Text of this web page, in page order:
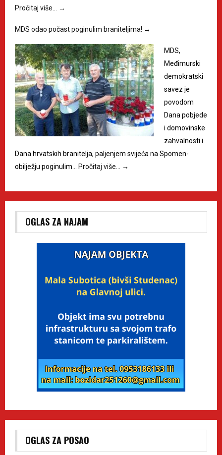
Pročitaj više…
→
MDS odao počast poginulim braniteljima! →
MDS,
Međimurski
demokratski
savez je
povodom
Dana pobjede
i domovinske
zahvalnosti i
Dana hrvatskih branitelja, paljenjem svijeća na Spomen-
obilježju poginulim…
Pročitaj više… →
OGLAS ZA NAJAM
OGLAS ZA POSAO